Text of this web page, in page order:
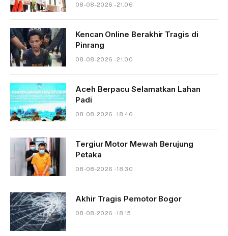
08-08-2026 - 21.06
Kencan Online Berakhir Tragis di
Pinrang
08-08-2026 - 21.00
Aceh Berpacu Selamatkan Lahan
Padi
08-08-2026 - 18.46
Tergiur Motor Mewah Berujung
Petaka
08-08-2026 - 18.30
Akhir Tragis Pemotor Bogor
08-08-2026 - 18.15